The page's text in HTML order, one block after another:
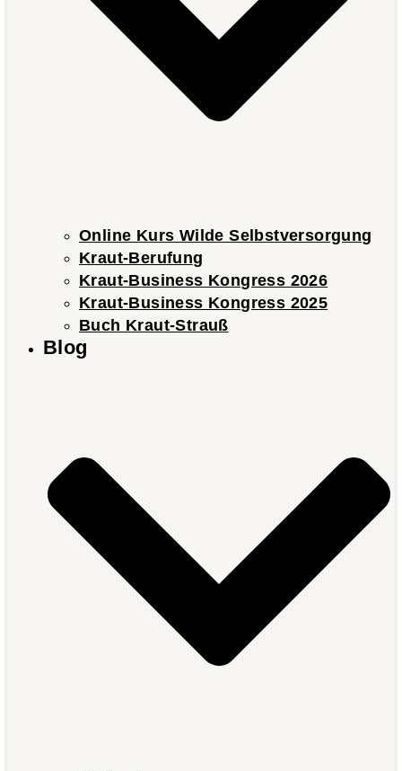
Online Kurs Wilde Selbstversorgung
Kraut-Berufung
Kraut-Business Kongress 2026
Kraut-Business Kongress 2025
Buch Kraut-Strauß
Blog